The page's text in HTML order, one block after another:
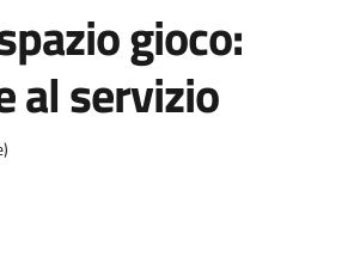
gioco:
al servizio